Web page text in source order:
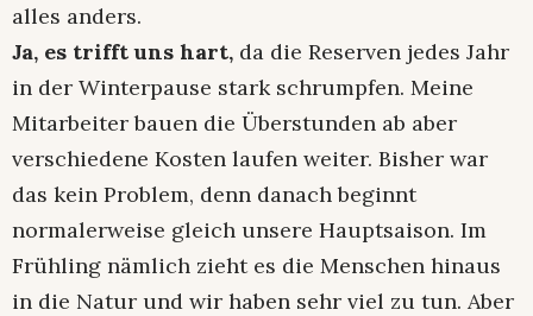
alles anders.
Ja, es trifft uns hart, da die Reserven jedes Jahr
in der Winterpause stark schrumpfen. Meine
Mitarbeiter bauen die Überstunden ab aber
verschiedene Kosten laufen weiter. Bisher war
das kein Problem, denn danach beginnt
normalerweise gleich unsere Hauptsaison. Im
Frühling nämlich zieht es die Menschen hinaus
in die Natur und wir haben sehr viel zu tun. Aber